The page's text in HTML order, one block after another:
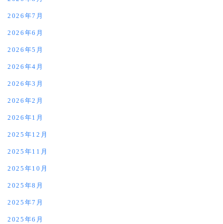
2026年7月
2026年6月
2026年5月
2026年4月
2026年3月
2026年2月
2026年1月
2025年12月
2025年11月
2025年10月
2025年8月
2025年7月
2025年6月